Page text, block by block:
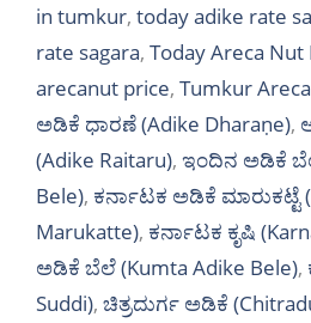
in tumkur, today adike rate
rate sagara, Today Areca Nut
arecanut price, Tumkur
ಅಡಿಕೆ ಧಾರಣೆ (Adike Dharaṇe),
(Adike Raitaru), ಇಂದಿನ ಅಡಿಕೆ
Bele), ಕರ್ನಾಟಕ ಅಡಿಕೆ ಮಾರುಕಟ್ಟೆ
Marukatte), ಕರ್ನಾಟಕ ಕೃಷಿ
ಅಡಿಕೆ ಬೆಲೆ (Kumta Adike Bele),
Suddi), ಚಿತ್ರದುರ್ಗ ಅಡಿಕೆ